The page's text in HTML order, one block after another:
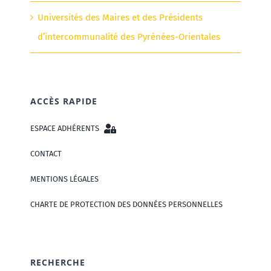
Universités des Maires et des Présidents
d’intercommunalité des Pyrénées-Orientales
ACCÈS RAPIDE
ESPACE ADHÉRENTS
CONTACT
MENTIONS LÉGALES
CHARTE DE PROTECTION DES DONNÉES PERSONNELLES
RECHERCHE